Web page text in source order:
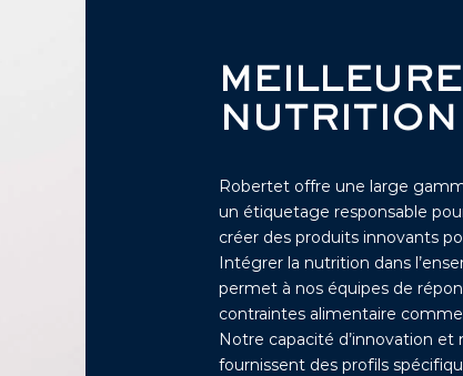
MEILLEURE
NUTRITION
Robertet offre une large
un étiquetage responsable
créer des produits innovants
Intégrer la nutrition dans
permet à nos équipes de
contraintes alimentaire
Notre capacité d’innovation
fournissent des profils